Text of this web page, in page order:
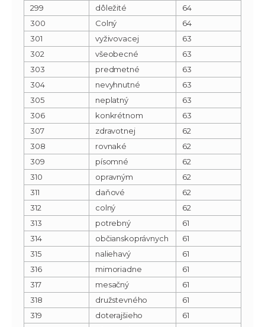
299 dôležité
64
300
Colný
64
301
vyživovacej
63
302
všeobecné
63
303
predmetné
63
304
nevyhnutné
63
305
neplatný
63
306
konkrétnom
63
307
zdravotnej
62
308
rovnaké
62
309
písomné
62
310
opravným
62
311
daňové
62
312
colný
62
313
potrebný
61
314
občianskoprávnych
61
315
naliehavý
61
316
mimoriadne
61
317
mesačný
61
318
družstevného
61
319
doterajšieho
61